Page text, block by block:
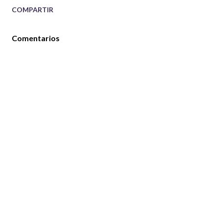
COMPARTIR
Comentarios